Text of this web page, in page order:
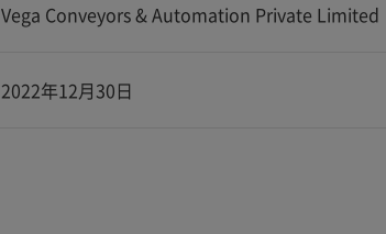
Vega Conveyors & Automation Private Limited
2022年12月30日